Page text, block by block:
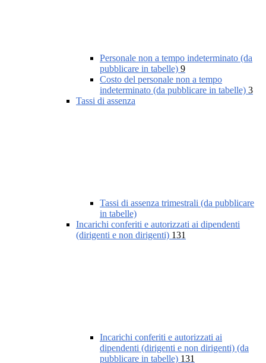
Personale non a tempo indeterminato (da
pubblicare in tabelle) 9
Costo del personale non a tempo
indeterminato (da pubblicare in tabelle) 3
Tassi di assenza
Tassi di assenza trimestrali (da pubblicare
in tabelle)
Incarichi conferiti e autorizzati ai dipendenti
(dirigenti e non dirigenti) 131
Incarichi conferiti e autorizzati ai
dipendenti (dirigenti e non dirigenti) (da
pubblicare in tabelle) 131